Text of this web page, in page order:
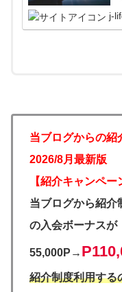
j-
当ブログからの紹
2026/8月最新版
【紹介キャンペー
当ブログから紹介
の入会ボーナスが
55,000P→
紹介制度利用する